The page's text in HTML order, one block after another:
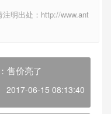
明出处：http://www.ant
售价亮了
2017-06-15 08:13:40